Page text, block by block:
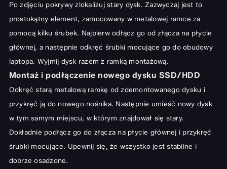
Po zdjęciu pokrywy zlokalizuj stary dysk. Zazwyczaj jest to
prostokątny element, zamocowany w metalowej ramce za
pomocą kilku śrubek. Najpierw odłącz go od złącza na płycie
głównej, a następnie odkręć śrubki mocujące go do obudowy
laptopa. Wyjmij dysk razem z ramką montażową.
Montaż i podłączenie nowego dysku SSD/HDD
Odkręć starą metalową ramkę od zdemontowanego dysku i
przykręć ją do nowego nośnika. Następnie umieść nowy dysk
w tym samym miejscu, w którym znajdował się stary.
Dokładnie podłącz go do złącza na płycie głównej i przykręć
śrubki mocujące. Upewnij się, że wszystko jest stabilne i
dobrze osadzone.